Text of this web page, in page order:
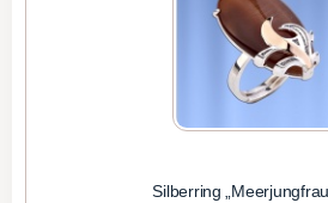
Silberring